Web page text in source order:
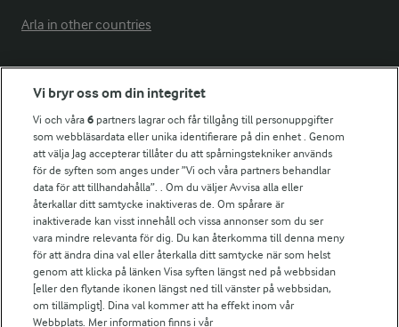
Arla in other countries
Fler Arlasajter
För ägare
Arlas kundportal
Arla.com
Falbygdens Ost
Arla webbshop
Bildbank
Följ oss
Vi bryr oss om din integritet
Vi och våra6 partners lagrar och får tillgång till personuppgifter
som webbläsardata eller unika identifierare på din enhet . Genom
att välja Jag accepterar tillåter du att spårningstekniker används
för de syften som anges under ”Vi och våra partners behandlar
data för att tillhandahålla”. . Om du väljer Avvisa alla eller
återkallar ditt samtycke inaktiveras de. Om spårare är
inaktiverade kan visst innehåll och vissa annonser som du ser
vara mindre relevanta för dig. Du kan återkomma till denna meny
för att ändra dina val eller återkalla ditt samtycke när som helst
genom att klicka på länken Visa syften längst ned på webbsidan
[eller den flytande ikonen längst ned till vänster på webbsidan,
om tillämpligt]. Dina val kommer att ha effekt inom vår
Webbplats. Mer information finns i vår